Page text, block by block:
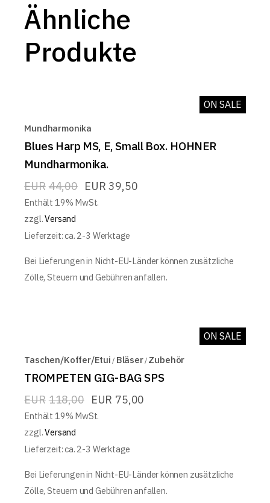
Ähnliche
Produkte
ON SALE
Mundharmonika
Blues Harp MS, E, Small Box. HOHNER
Mundharmonika.
EUR 44,00 EUR 39,50
Enthält 19% MwSt.
zzgl.Versand
Lieferzeit: ca. 2-3 Werktage
Bei Lieferungen in Nicht-EU-Länder können zusätzliche
Zölle, Steuern und Gebühren anfallen.
ON SALE
Taschen/Koffer/Etui Bläser Zubehör
TROMPETEN GIG-BAG SPS
EUR 118,00 EUR 75,00
Enthält 19% MwSt.
zzgl.Versand
Lieferzeit: ca. 2-3 Werktage
Bei Lieferungen in Nicht-EU-Länder können zusätzliche
Zölle, Steuern und Gebühren anfallen.